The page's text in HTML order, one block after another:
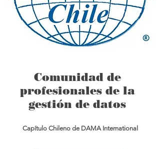
Comunidad de
profesionales de la
gestión de datos
Capítulo Chileno de DAMA International